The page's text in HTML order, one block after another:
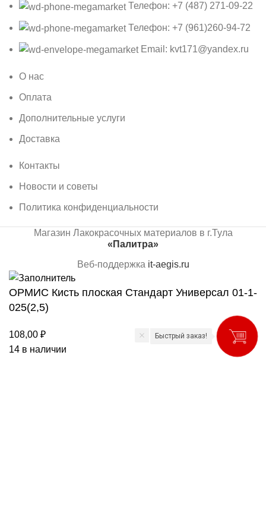
Телефон: +7 (487) 271-09-22
Телефон: +7 (961)260-94-72
Email: kvt171@yandex.ru
О нас
Оплата
Дополнительные услуги
Доставка
Контакты
Новости и советы
Политика конфиденциальности
Магазин Лакокрасочных материалов в г.Тула
«Палитра»
Веб-поддержка it-aegis.ru
ОРМИС Кисть плоская Стандарт Универсал 01-1-
025(2,5)
108,00 ₽
14 в наличии
Быстрый заказ!